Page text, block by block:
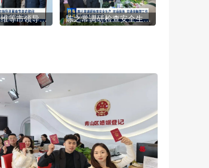
陈之常孟庆维等市领导开展春节走访慰问 向全市人民致以新春问候和美好祝福 陈之常调研检查安全生产 市场保供 交通保畅等工作并慰问基层干部群众